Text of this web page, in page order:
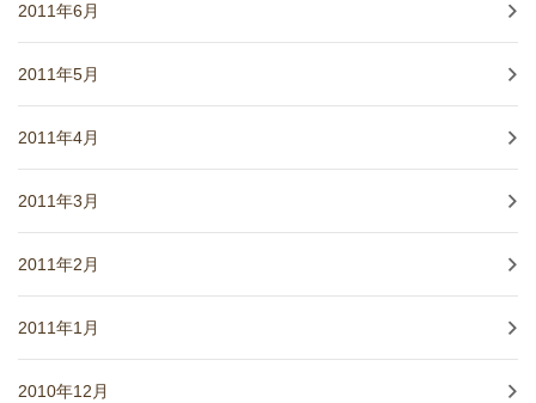
2011年6月
2011年5月
2011年4月
2011年3月
2011年2月
2011年1月
2010年12月